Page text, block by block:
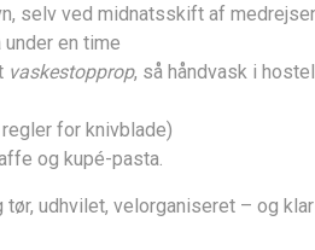
selv ved midnatsskift af
under en time
vaskestopprop, så håndvask i
for knivblade)
og kupé-pasta.
udhvilet, velorganiseret – og